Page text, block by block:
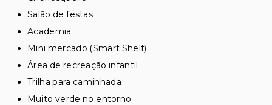
Salão de festas
Academia
Mini mercado (Smart Shelf)
Área de recreação infantil
Trilha para caminhada
Muito verde no entorno